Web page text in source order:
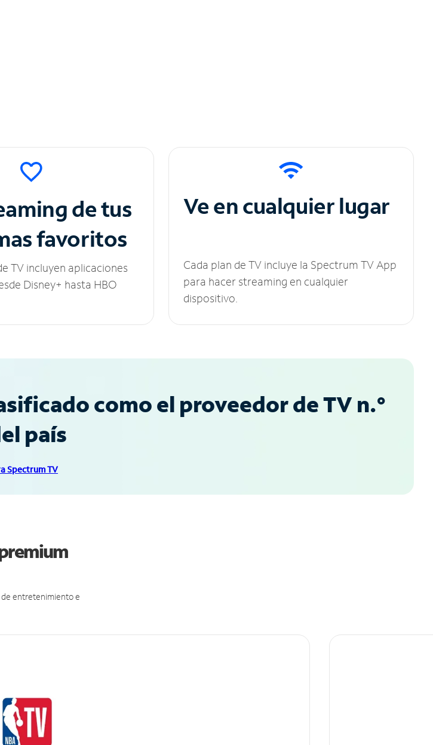
de tus
favoritos
TV incluyen aplicaciones
Disney+ hasta HBO
Ve en cualquier lugar
Cada plan de TV incluye la Spectrum TV App
para hacer streaming en cualquier
dispositivo.
como el proveedor de TV n.°
país
Spectrum TV
de entretenimiento e